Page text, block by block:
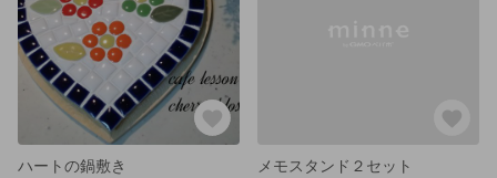
ハートの鍋敷き
メモスタンド２セット